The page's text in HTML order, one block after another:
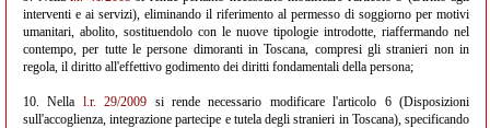
interventi e ai servizi), eliminando il riferimento al permesso di soggiorno per motivi
umanitari, abolito, sostituendolo con le nuove tipologie introdotte, riaffermando nel
contempo, per tutte le persone dimoranti in Toscana, compresi gli stranieri non in
regola, il diritto all'effettivo godimento dei diritti fondamentali della persona;
10. Nella l.r. 29/2009 si rende necessario modificare l'articolo 6 (Disposizioni
sull'accoglienza, integrazione partecipe e tutela degli stranieri in Toscana), specificando